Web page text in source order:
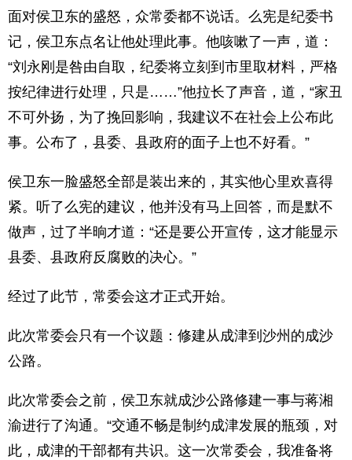
面对侯卫东的盛怒，众常委都不说话。么宪是纪委书
记，侯卫东点名让他处理此事。他咳嗽了一声，道：
“刘永刚是咎由自取，纪委将立刻到市里取材料，严格
按纪律进行处理，只是……”他拉长了声音，道，“家丑
不可外扬，为了挽回影响，我建议不在社会上公布此
事。公布了，县委、县政府的面子上也不好看。”
侯卫东一脸盛怒全部是装出来的，其实他心里欢喜得
紧。听了么宪的建议，他并没有马上回答，而是默不
做声，过了半晌才道：“还是要公开宣传，这才能显示
县委、县政府反腐败的决心。”
经过了此节，常委会这才正式开始。
此次常委会只有一个议题：修建从成津到沙州的成沙
公路。
此次常委会之前，侯卫东就成沙公路修建一事与蒋湘
渝进行了沟通。“交通不畅是制约成津发展的瓶颈，对
此，成津的干部都有共识。这一次常委会，我准备将